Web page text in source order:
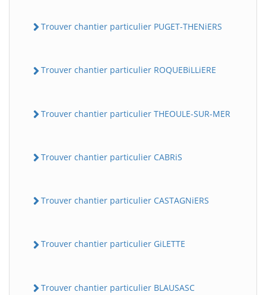
Trouver chantier particulier PUGET-THENiERS
Trouver chantier particulier ROQUEBiLLiERE
Trouver chantier particulier THEOULE-SUR-MER
Trouver chantier particulier CABRiS
Trouver chantier particulier CASTAGNiERS
Trouver chantier particulier GiLETTE
Trouver chantier particulier BLAUSASC